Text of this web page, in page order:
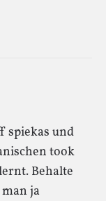
spiekas und
took
Behalte
ja